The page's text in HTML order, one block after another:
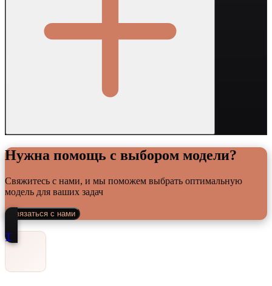
Нужна помощь с выбором модели?
Свяжитесь с нами, и мы поможем выбрать оптимальную
модель для ваших задач
Связаться с нами
Т